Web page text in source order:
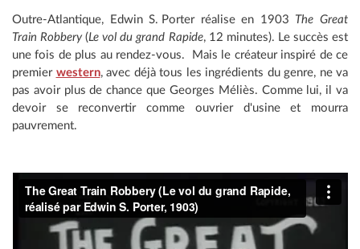
Outre-Atlantique, Edwin S. Porter réalise en 1903 The Great
Train Robbery(Le vol du grand Rapide, 12 minutes). Le succès est
une fois de plus au rendez-vous. Mais le créateur inspiré de ce
premier western, avec déjà tous les ingrédients du genre, ne va
pas avoir plus de chance que Georges Méliès. Comme lui, il va
devoir se reconvertir comme ouvrier d'usine et mourra
pauvrement.